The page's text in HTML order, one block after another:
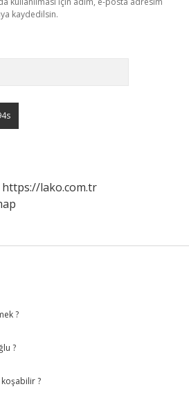
kaydedilsin.
https://lako.com.tr
?
?
?